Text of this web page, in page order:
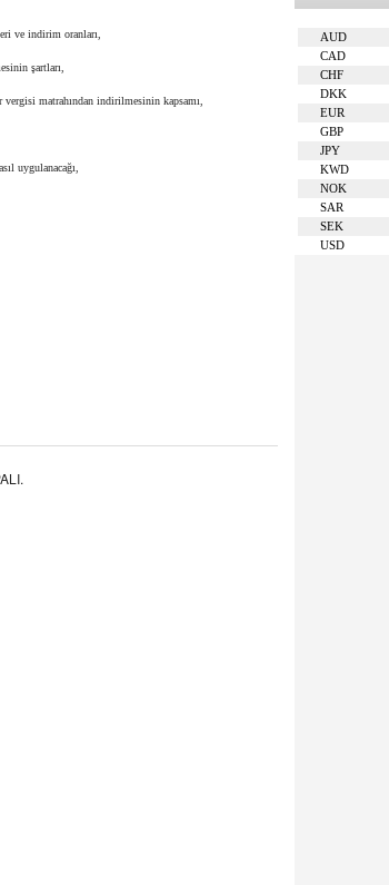
ve indirim oranları,
şartları,
matrahından indirilmesinin kapsamı,
uygulanacağı,
AUD
CAD
CHF
DKK
EUR
GBP
JPY
KWD
NOK
SAR
SEK
USD